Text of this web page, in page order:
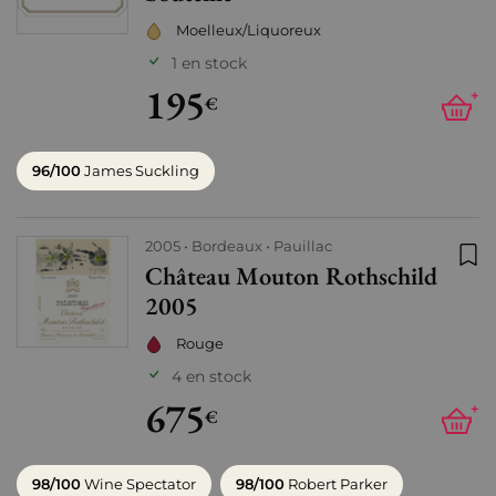
Moelleux/Liquoreux
1 en stock
195€ +
96/100James Suckling
2005 Bordeaux Pauillac
Château Mouton Rothschild
2005
Rouge
4 en stock
675€ +
98/100Wine Spectator 98/100 Robert Parker